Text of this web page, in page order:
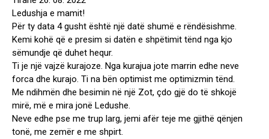
Ledushja e mamit!
Për ty data 4 gusht është një datë shumë e rëndësishme.
Kemi kohë që e presim si datën e shpëtimit tënd nga kjo
sëmundje që duhet hequr.
Ti je një vajzë kurajoze. Nga kurajua jote marrin edhe neve
forca dhe kurajo. Ti na bën optimist me optimizmin tënd.
Me ndihmën dhe besimin në një Zot, çdo gjë do të shkojë
mirë, më e mira jonë Ledushe.
Neve edhe pse me trup larg, jemi afër teje me gjithë qënjen
tonë, me zemër e me shpirt.